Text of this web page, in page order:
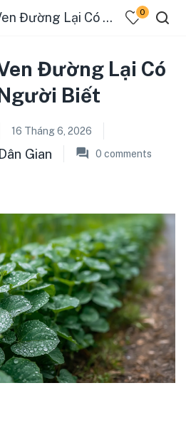
Cây Mọc Dại Ven Đường Lại Có Giá Trị Mà Ít Người Biết 0
Đường Lại Có
Biết
16 Tháng 6, 2026
Gian 0 comments